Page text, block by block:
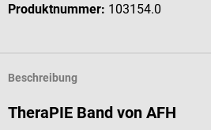
Produktnummer: 103154.0
Beschreibung
TheraPIE Band von AFH